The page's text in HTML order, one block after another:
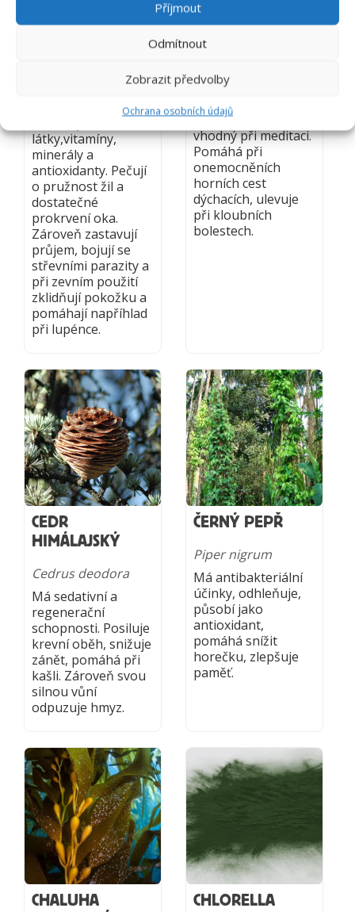
Příjmout
Odmítnout
Zobrazit předvolby
Ochrana osobních údajů
Vaccinium myrtillus
látky,vitamíny,
minerály a
antioxidanty. Pečují
o pružnost žil a
dostatečné
prokrvení oka.
Zároveň zastavují
průjem, bojují se
střevními parazity a
při zevním použití
zklidňují pokožku a
pomáhají napříhlad
při lupénce.
Zklidňuje a
uzemňuje při
velkém stresu, je
vhodný při meditaci.
Pomáhá při
onemocněních
horních cest
dýchacích, ulevuje
při kloubních
bolestech.
CEDR
HIMÁLAJSKÝ
Cedrus deodora
Má sedativní a
regenerační
schopnosti. Posiluje
krevní oběh, snižuje
zánět, pomáhá při
kašli. Zároveň svou
silnou vůní
odpuzuje hmyz.
ČERNÝ PEPŘ
Piper nigrum
Má antibakteriální
účinky, odhleňuje,
působí jako
antioxidant,
pomáhá snížit
horečku, zlepšuje
paměť.
CHALUHA
CHLORELLA